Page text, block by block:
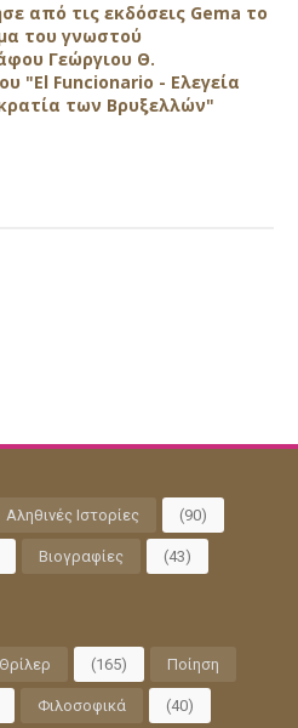
από τις εκδόσεις Gema το
του γνωστού
Γεώργιου Θ.
"El Funcionario - Ελεγεία
των Βρυξελλών"
Αληθινές Ιστορίες (90)
Βιογραφίες (43)
Θρίλερ (165) Ποίηση
Φιλοσοφικά (40)